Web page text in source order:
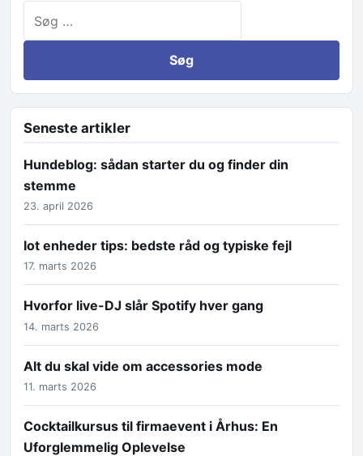
Seneste artikler
Hundeblog: sådan starter du og finder din
stemme
23. april 2026
Iot enheder tips: bedste råd og typiske fejl
17. marts 2026
Hvorfor live-DJ slår Spotify hver gang
14. marts 2026
Alt du skal vide om accessories mode
11. marts 2026
Cocktailkursus til firmaevent i Århus: En
Uforglemmelig Oplevelse